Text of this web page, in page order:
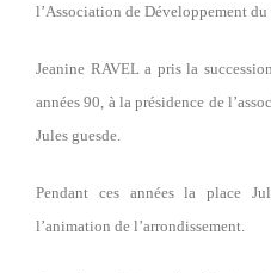
l’Association de Développement
Jeanine RAVEL a pris la
années 90, à la présidence de
Jules guesde.
Pendant ces années la place
l’animation de l’arrondissement.